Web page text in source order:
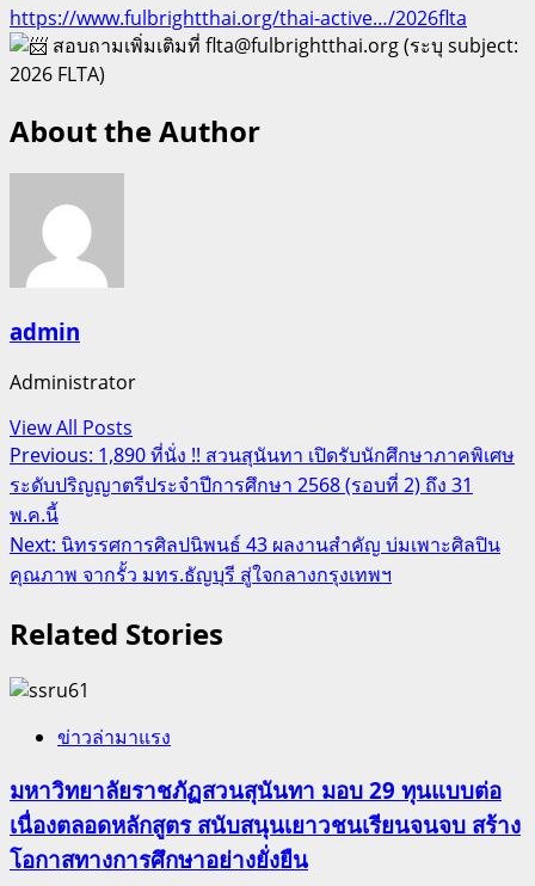
https://www.fulbrightthai.org/thai-active…/2026flta
สอบถามเพิ่มเติมที่ flta@fulbrightthai.org (ระบุ subject:
2026 FLTA)
About the Author
admin
Administrator
View All Posts
Post
navigation
Previous: 1,890 ที่นั่ง !! สวนสุนันทา เปิดรับนักศึกษาภาคพิเศษ
ระดับปริญญาตรีประจำปีการศึกษา 2568 (รอบที่ 2) ถึง 31
พ.ค.นี้
Next: นิทรรศการศิลปนิพนธ์ 43 ผลงานสำคัญ บ่มเพาะศิลปิน
คุณภาพ จากรั้ว มทร.ธัญบุรี สู่ใจกลางกรุงเทพฯ
Related Stories
ข่าวล่ามาแรง
มหาวิทยาลัยราชภัฏสวนสุนันทา มอบ 29 ทุนแบบต่อ
เนื่องตลอดหลักสูตร สนับสนุนเยาวชนเรียนจนจบ สร้าง
โอกาสทางการศึกษาอย่างยั่งยืน